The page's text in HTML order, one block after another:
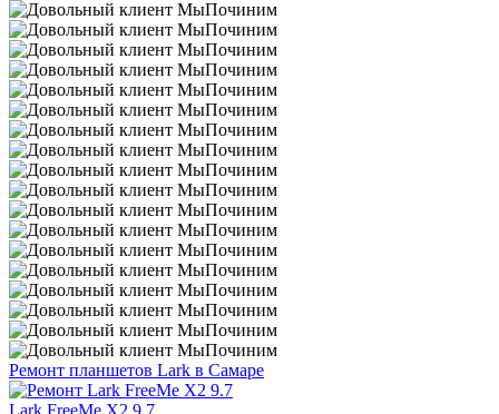
Ремонт планшетов Lark в Самаре
Lark FreeMe X2 9.7